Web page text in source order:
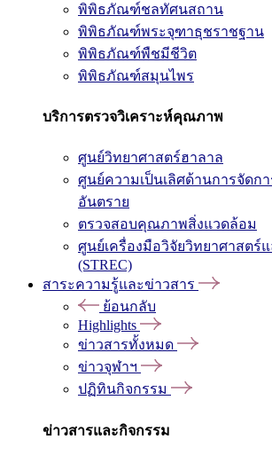
พิพิธภัณฑ์ชลทัศนสถาน
พิพิธภัณฑ์พระจุฑาธุชราชฐาน
พิพิธภัณฑ์พืชมีชีวิต
พิพิธภัณฑ์สมุนไพร
บริการตรวจวิเคราะห์คุณภาพ
ศูนย์วิทยาศาสตร์ฮาลาล
ศูนย์ความเป็นเลิศด้านการจัดก
อันตราย
ตรวจสอบคุณภาพสิ่งแวดล้อม
ศูนย์เครื่องมือวิจัยวิทยาศาสตร์
(STREC)
สาระความรู้และข่าวสาร
ย้อนกลับ
Highlights
ข่าวสารทั้งหมด
ข่าวจุฬาฯ
ปฏิทินกิจกรรม
ข่าวสารและกิจกรรม